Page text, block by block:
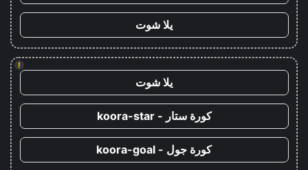
يلا شوت
!
يلا شوت
كورة ستار - koora-star
كورة جول - koora-goal